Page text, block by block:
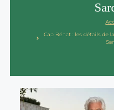
Cap Bénat : les détails de